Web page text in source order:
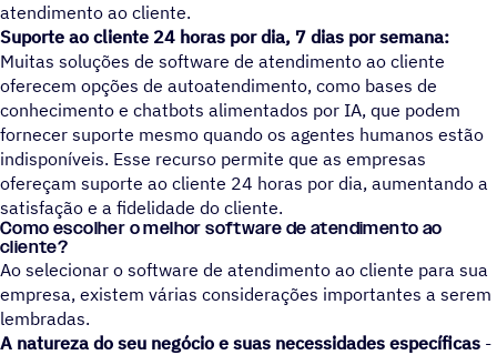
atendimento ao cliente.
Suporte ao cliente 24 horas por dia, 7 dias por semana:
Muitas soluções de software de atendimento ao cliente
oferecem opções de autoatendimento, como bases de
conhecimento e chatbots alimentados por IA, que podem
fornecer suporte mesmo quando os agentes humanos estão
indisponíveis. Esse recurso permite que as empresas
ofereçam suporte ao cliente 24 horas por dia, aumentando a
satisfação e a fidelidade do cliente.
Como escolher o melhor software de atendimento ao
cliente?
Ao selecionar o software de atendimento ao cliente para sua
empresa, existem várias considerações importantes a serem
lembradas.
A natureza do seu negócio e suas necessidades específicas -